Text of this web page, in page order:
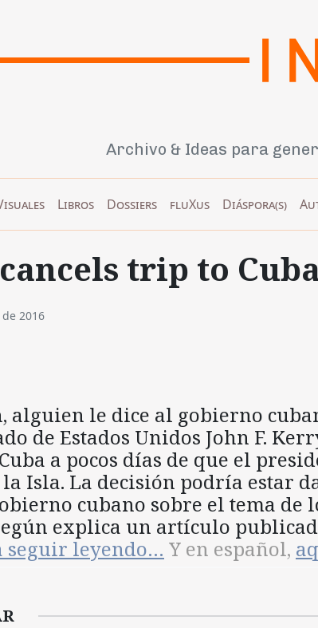
Archivo & Ideas para
Libros Dossiers fluXus Diáspora(s)
trip to
2016
le dice al gobierno
de Estados Unidos John F.
a pocos días de que el
Isla. La decisión podría estar
cubano sobre el tema de
explica un artículo
seguir leyendo… Y en español,